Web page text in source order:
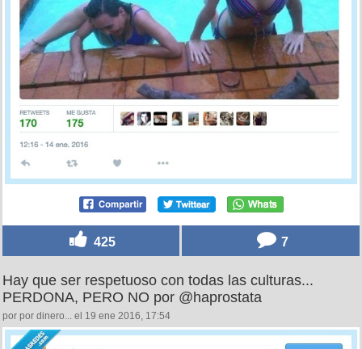
425 7
Hay que ser respetuoso con todas las culturas...
PERDONA, PERO NO por @haprostata
por por dinero... el 19 ene 2016, 17:54